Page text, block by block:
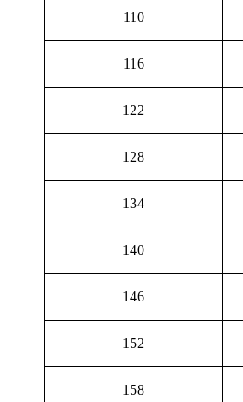
110
116
122
128
134
140
146
152
158